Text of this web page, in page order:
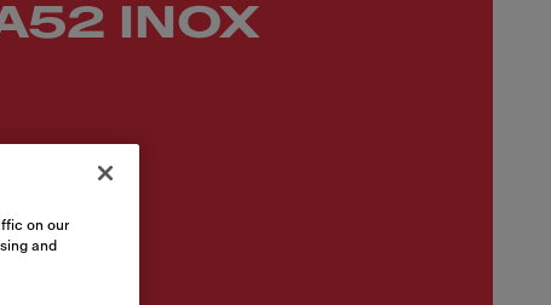
INOX
on our
and